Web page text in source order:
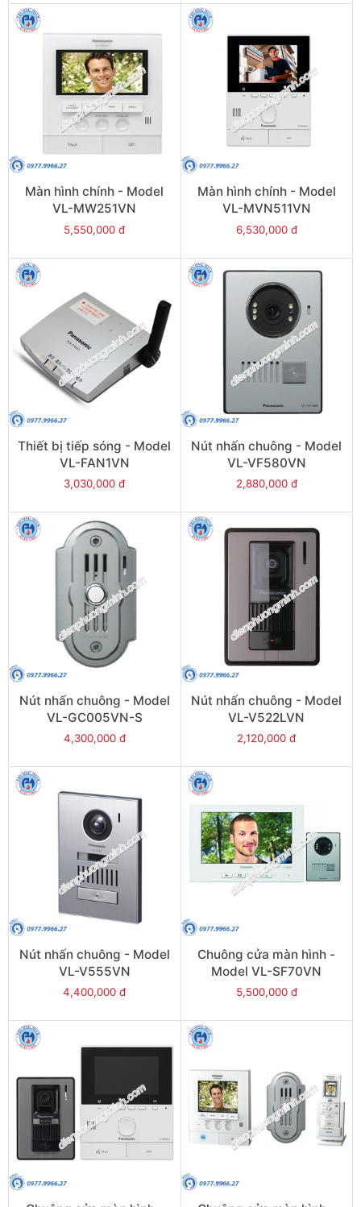
Màn hình chính - Model
VL-MW251VN
5,550,000 đ
Màn hình chính - Model
VL-MVN511VN
6,530,000 đ
Thiết bị tiếp sóng - Model
VL-FAN1VN
3,030,000 đ
Nút nhấn chuông - Model
VL-VF580VN
2,880,000 đ
Nút nhấn chuông - Model
VL-GC005VN-S
4,300,000 đ
Nút nhấn chuông - Model
VL-V522LVN
2,120,000 đ
Nút nhấn chuông - Model
VL-V555VN
4,400,000 đ
Chuông cửa màn hình -
Model VL-SF70VN
5,500,000 đ